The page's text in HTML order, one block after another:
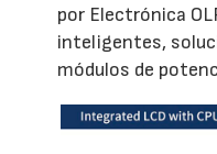
por Electrónica
inteligentes,
módulos de